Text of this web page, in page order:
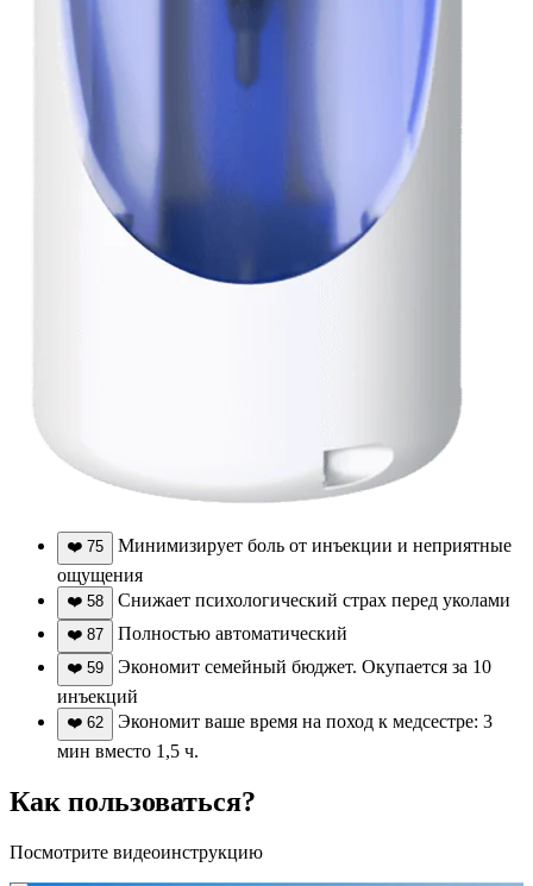
❤️ 75
Минимизирует боль от инъекции и неприятные
ощущения
❤️ 58 Снижает психологический страх перед уколами
❤️ 87 Полностью автоматический
❤️ 59
Экономит семейный бюджет. Окупается за 10
инъекций
❤️ 62
Экономит ваше время на поход к медсестре: 3
мин вместо 1,5 ч.
Как пользоваться?
Посмотрите видеоинструкцию